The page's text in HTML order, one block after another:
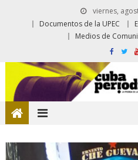
viernes,
Documentos de la UPEC
Medios de